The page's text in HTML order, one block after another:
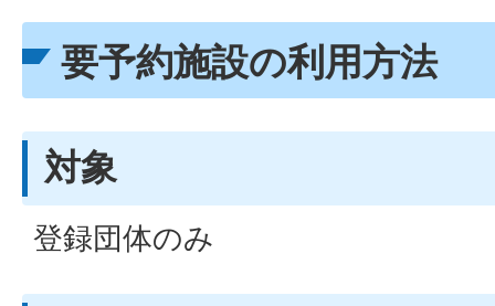
要予約施設の利用方法
対象
登録団体のみ